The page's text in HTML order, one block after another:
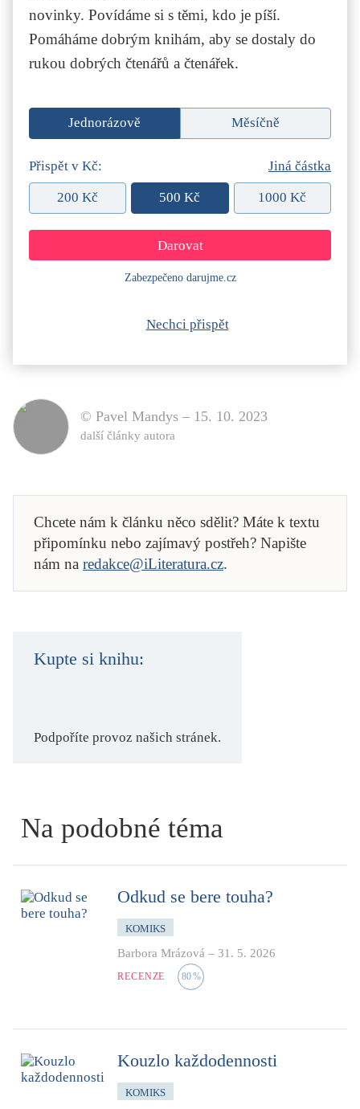
novinky. Povídáme si s těmi, kdo je píší.
Pomáháme dobrým knihám, aby se dostaly do
rukou dobrých čtenářů a čtenářek.
Jednorázově Měsíčně
Přispět v Kč: Jiná částka
200 Kč 500 Kč 1000 Kč
Zabezpečeno darujme.cz
Nechci přispět
© Pavel Mandys – 15. 10. 2023
další články autora
Chcete nám k článku něco sdělit? Máte k textu
připomínku nebo zajímavý postřeh? Napište
nám na redakce@iLiteratura.cz.
Kupte si knihu:
Podpoříte provoz našich stránek.
Na podobné téma
Odkud se bere touha?
KOMIKS
Barbora Mrázová – 31. 5. 2026
RECENZE 80%
Kouzlo každodennosti
KOMIKS